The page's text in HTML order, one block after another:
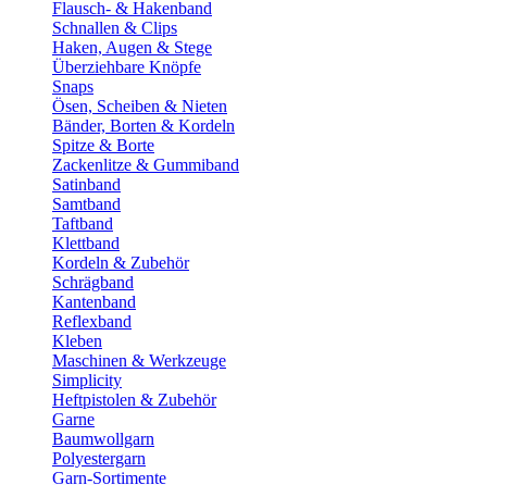
Flausch- & Hakenband
Schnallen & Clips
Haken, Augen & Stege
Überziehbare Knöpfe
Snaps
Ösen, Scheiben & Nieten
Bänder, Borten & Kordeln
Spitze & Borte
Zackenlitze & Gummiband
Satinband
Samtband
Taftband
Klettband
Kordeln & Zubehör
Schrägband
Kantenband
Reflexband
Kleben
Maschinen & Werkzeuge
Simplicity
Heftpistolen & Zubehör
Garne
Baumwollgarn
Polyestergarn
Garn-Sortimente